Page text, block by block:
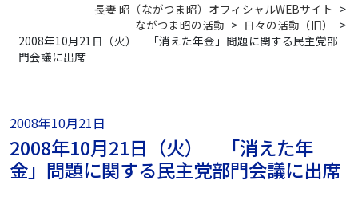
長妻 昭（ながつま昭）オフィシャルWEBサイト >
ながつま昭の活動 > 日々の活動（旧）
>
2008年10月21日（火） 「消えた年金」問題に関する民主党部
門会議に出席
2008年10月21日
2008年10月21日（火） 「消えた年
金」問題に関する民主党部門会議に出席